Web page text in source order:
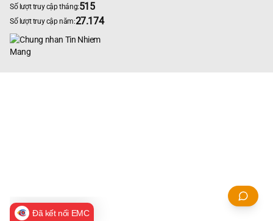
Số lượt truy cập tháng:515
Số lượt truy cập năm:27.174
Đã kết nối EMC